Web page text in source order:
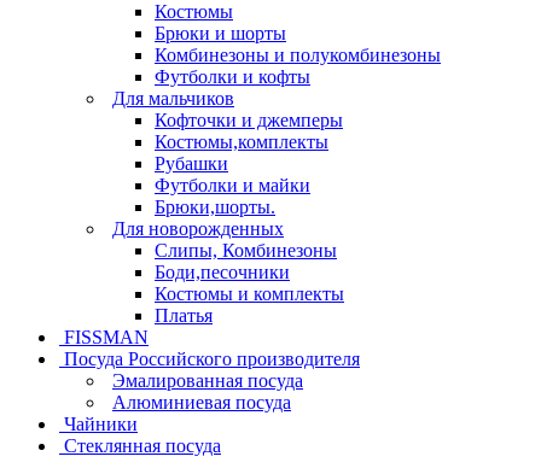
Костюмы
Брюки и шорты
Комбинезоны и полукомбинезоны
Футболки и кофты
Для мальчиков
Кофточки и джемперы
Костюмы,комплекты
Рубашки
Футболки и майки
Брюки,шорты.
Для новорожденных
Слипы, Комбинезоны
Боди,песочники
Костюмы и комплекты
Платья
FISSMAN
Посуда Российского производителя
Эмалированная посуда
Алюминиевая посуда
Чайники
Стеклянная посуда